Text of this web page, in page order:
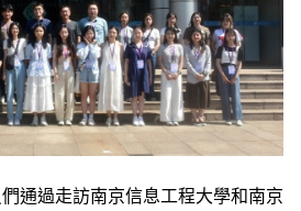
通過走訪南京信息工程大學和南京